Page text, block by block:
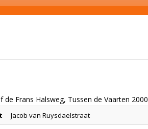
de Frans Halsweg, Tussen de Vaarten 2000
Jacob van Ruysdaelstraat